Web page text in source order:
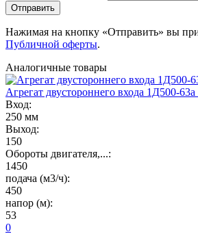
Отправить
Нажимая на кнопку «Отправить» вы
Публичной оферты.
Аналогичные товары
Агрегат двустороннего входа 1Д500-
Вход:
250 мм
Выход:
150
Обороты двигателя,...:
1450
подача (м3/ч):
450
напор (м):
53
0